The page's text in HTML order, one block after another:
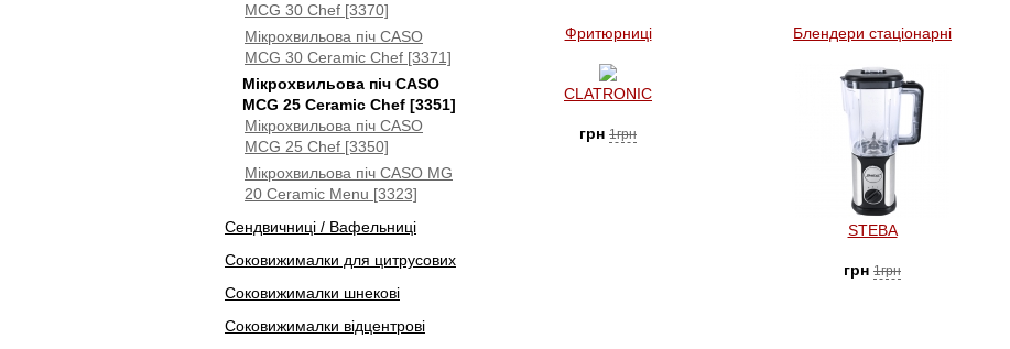
MCG 30 Chef [3370]
Мікрохвильова піч CASO
MCG 30 Ceramic Chef [3371]
Мікрохвильова піч CASO
MCG 25 Ceramic Chef [3351]
Мікрохвильова піч CASO
MCG 25 Chef [3350]
Мікрохвильова піч CASO MG
20 Ceramic Menu [3323]
Сендвичниці / Вафельниці
Соковижималки для цитрусових
Соковижималки шнекові
Соковижималки відцентрові
Фритюрниці
CLATRONIC
грн 1грн
Блендери стаціонарні
STEBA
грн 1грн